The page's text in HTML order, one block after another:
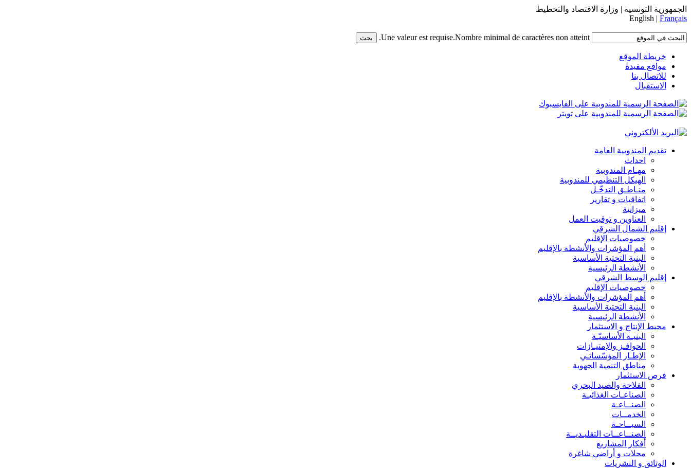
الجمهورية التونسية | وزارة الاقتصاد والتخطيط
English | Français
Une valeur est requise.Nombre minimal de caractères non atteint.
خريطة الموقع
مواقع مفيدة
للاتصال بنا
الاستقبال
تقديم المندوبية العامة
احداث
مهـام المندوبية
الهيكل التنظيمي للمندوبية
منـاطـق التدخّـل
اتفاقيات و تقارير
ميزانية
العناوين و توقيت العمل
إقليم الشمال الشرقي
خصوصيات الإقليم
أهم المؤشرات والأنشطة بالإقليم
البنية التحتية الأساسية
الأنشطة الرئيسية
إقليم الوسط الشرقي
خصوصيات الإقليم
أهم المؤشرات والأنشطة بالإقليم
البنية التحتية الأساسية
الأنشطة الرئيسية
محيط الإنتاج و الاستثمار
البنيـة الأساسيّـة
الحوافـز والإمتيـازات
الإطـار المؤسّساتـي
مناطق التنمية الجهوية
فرص الاستثمار
الفلاحة والصيد البحري
الصناعـات الغذائيـة
الصنــاعـة
الخدمــات
السيــاحـة
الصنــاعــات التقليـديــة
أفكار المشاريع
محلات و أراضي شاغرة
الوثائق و النشريات